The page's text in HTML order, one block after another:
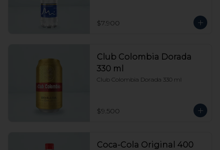
$7.900
Club Colombia Dorada
330 ml
Club Colombia Dorada 330 ml
$9.500
Coca-Cola Original 400